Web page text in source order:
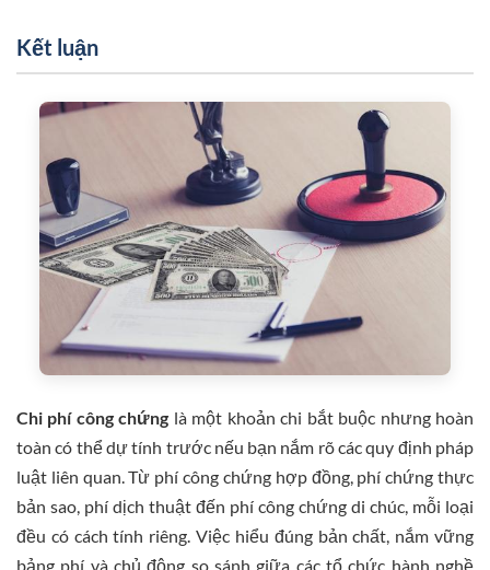
Kết luận
Chi phí công chứng là một khoản chi bắt buộc nhưng hoàn
toàn có thể dự tính trước nếu bạn nắm rõ các quy định pháp
luật liên quan. Từ phí công chứng hợp đồng, phí chứng thực
bản sao, phí dịch thuật đến phí công chứng di chúc, mỗi loại
đều có cách tính riêng. Việc hiểu đúng bản chất, nắm vững
bảng phí và chủ động so sánh giữa các tổ chức hành nghề